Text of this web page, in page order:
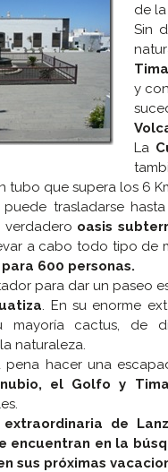
de
Sin
y
La
tubo que supera los 6
trasladarse hasta
verdadero oasis
a cabo todo tipo de
600 personas.
para dar un paseo
. En su enorme
mayoría cactus, de
naturaleza.
pena hacer una
el Golfo y
de
encuentran en la
sus próximas